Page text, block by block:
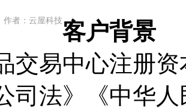
作者：云屋科技客户背景
交易中心注册
司法》《中华